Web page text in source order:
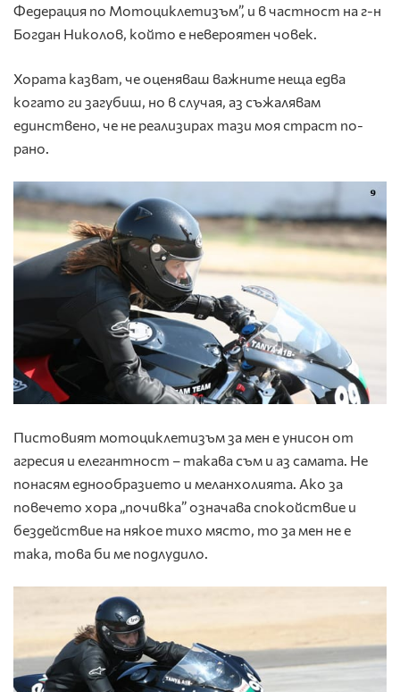
Федерация по Мотоциклетизъм”, и в частност на г-н
Богдан Николов, който е невероятен човек.
Хората казват, че оценяваш важните неща едва
когато ги загубиш, но в случая, аз съжалявам
единствено, че не реализирах тази моя страст по-
рано.
Пистовият мотоциклетизъм за мен е унисон от
агресия и елегантност – такава съм и аз самата. Не
понасям еднообразието и меланхолията. Ако за
повечето хора „почивка” означава спокойствие и
бездействие на някое тихо място, то за мен не е
така, това би ме подлудило.